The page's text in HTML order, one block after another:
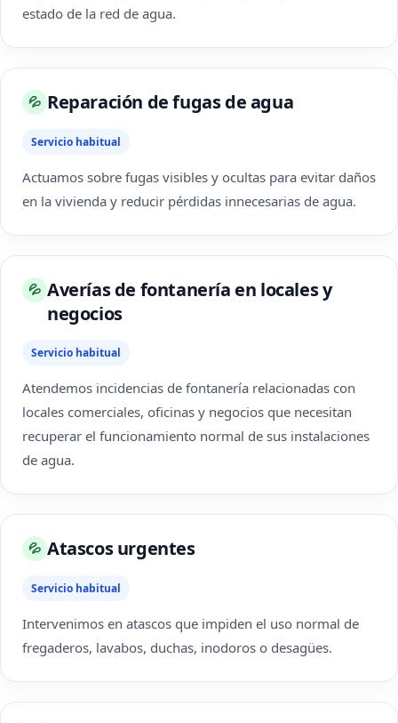
estado de la red de agua.
💦 Reparación de fugas de agua
Servicio habitual
Actuamos sobre fugas visibles y ocultas para evitar daños
en la vivienda y reducir pérdidas innecesarias de agua.
💦 Averías de fontanería en locales y
negocios
Servicio habitual
Atendemos incidencias de fontanería relacionadas con
locales comerciales, oficinas y negocios que necesitan
recuperar el funcionamiento normal de sus instalaciones
de agua.
💦 Atascos urgentes
Servicio habitual
Intervenimos en atascos que impiden el uso normal de
fregaderos, lavabos, duchas, inodoros o desagües.